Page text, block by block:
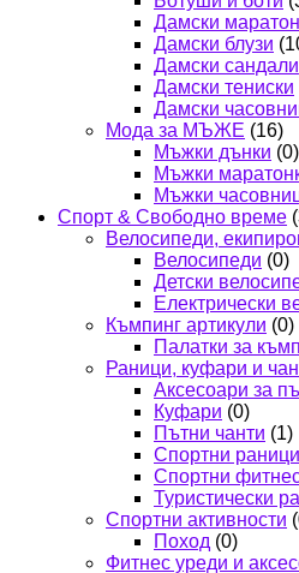
Дамски
Дамски блузи
Дамски сандали
Дамски тениски
Дамски
Мода за МЪЖЕ (16)
Мъжки дънки (0)
Мъжки
Мъжки
Спорт & Свободно време
Велосипеди,
Велосипеди (0)
Детски
Електрически
Къмпинг артикули (0)
Палатки за
Раници, куфари и
Аксесоари за
Куфари (0)
Пътни чанти (1)
Спортни раници
Спортни
Туристически
Спортни активности
Поход (0)
Фитнес уреди и